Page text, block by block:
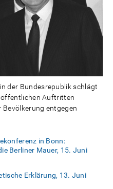
der Bundesrepublik schlägt
Auftritten
entgegen
in Bonn:
Berliner Mauer, 15. Juni
Erklärung, 13. Juni